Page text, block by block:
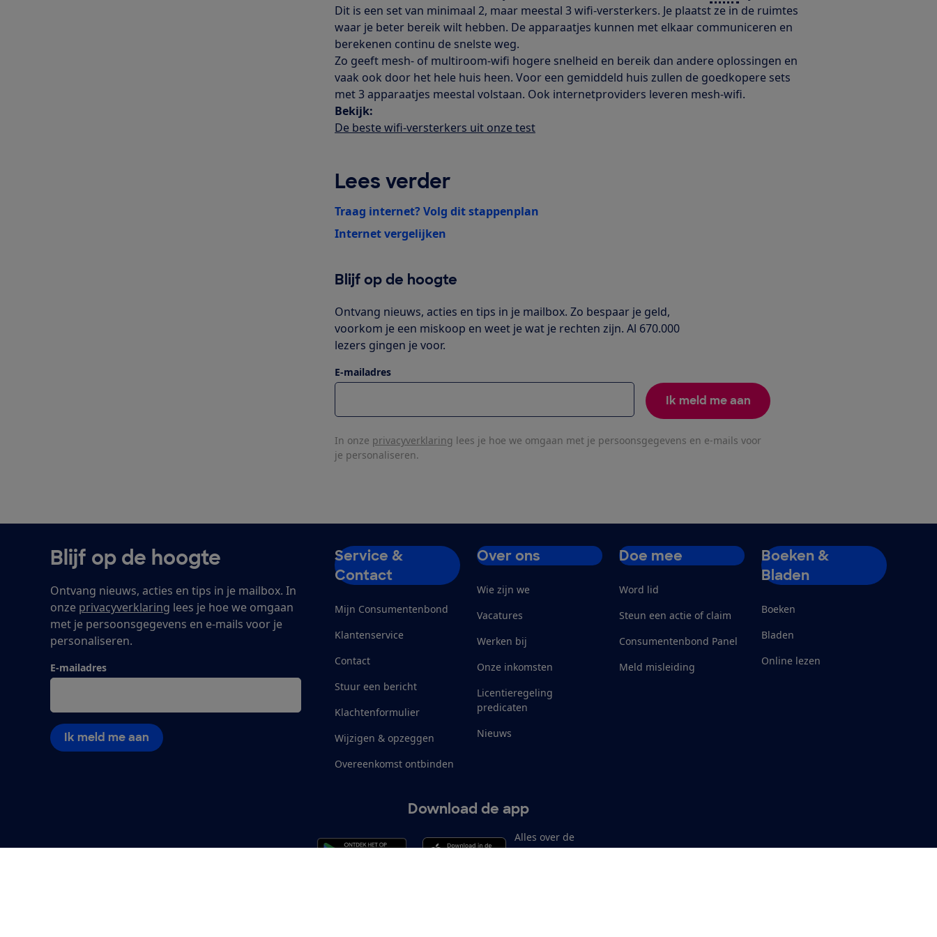
Dit is een set van minimaal 2, maar meestal 3 wifi-versterkers. Je plaatst ze in de ruimtes
waar je beter bereik wilt hebben. De apparaatjes kunnen met elkaar communiceren en
berekenen continu de snelste weg.
Zo geeft mesh- of multiroom-wifi hogere snelheid en bereik dan andere oplossingen en
vaak ook door het hele huis heen. Voor een gemiddeld huis zullen de goedkopere sets
met 3 apparaatjes meestal volstaan. Ook internetproviders leveren mesh-wifi.
Bekijk:
De beste wifi-versterkers uit onze test
Lees verder
Traag internet? Volg dit stappenplan
Internet vergelijken
Blijf op de hoogte
Ontvang nieuws, acties en tips in je mailbox. Zo bespaar je geld,
voorkom je een miskoop en weet je wat je rechten zijn. Al 670.000
lezers gingen je voor.
E-mailadres
Ik meld me aan
In onze privacyverklaring lees je hoe we omgaan met je persoonsgegevens en e-mails voor
je personaliseren.
Blijf op de hoogte
Ontvang nieuws, acties en tips in je mailbox. In
onze privacyverklaring lees je hoe we omgaan
met je persoonsgegevens en e-mails voor je
personaliseren.
E-mailadres
Ik meld me aan
Service &
Contact
Mijn Consumentenbond
Klantenservice
Contact
Stuur een bericht
Klachtenformulier
Wijzigen & opzeggen
Overeenkomst ontbinden
Over ons
Wie zijn we
Vacatures
Werken bij
Onze inkomsten
Licentieregeling
predicaten
Nieuws
Doe mee
Word lid
Steun een actie of claim
Consumentenbond Panel
Meld misleiding
Boeken &
Bladen
Boeken
Bladen
Online lezen
Download de app
Alles over de
Consumentenbond-